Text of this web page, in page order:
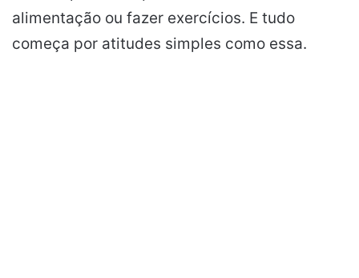
alimentação ou fazer exercícios. E tudo
começa por atitudes simples como essa.